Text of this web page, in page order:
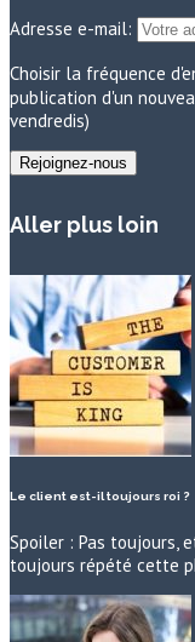
Adresse e-mail:
Choisir la fréquence
publication d'un
vendredis)
Aller plus loin
Le client est-il toujours roi ?
Spoiler : Pas toujours,
toujours répété cette